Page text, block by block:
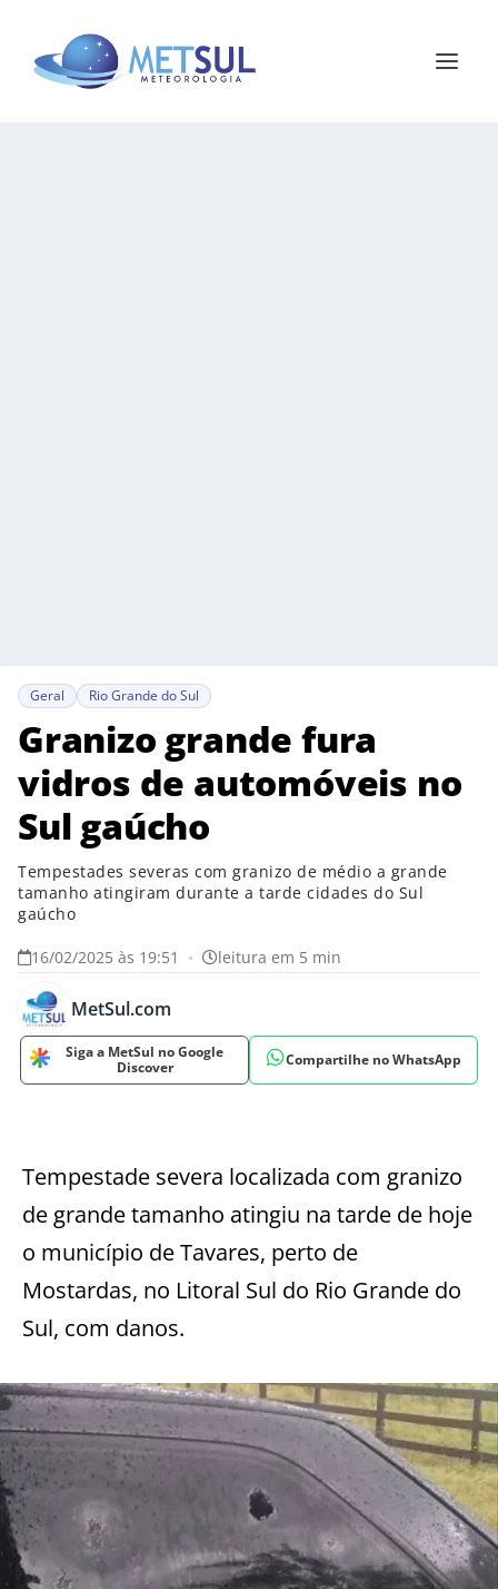
Geral Rio Grande do Sul
Granizo grande fura
vidros de automóveis no
Sul gaúcho
Tempestades severas com granizo de médio a grande
tamanho atingiram durante a tarde cidades do Sul
gaúcho
16/02/2025 às 19:51 • leitura em 5 min
MetSul.com
Siga a MetSul no Google
Discover
Compartilhe no WhatsApp
Tempestade severa localizada com granizo
de grande tamanho atingiu na tarde de hoje
o município de Tavares, perto de
Mostardas, no Litoral Sul do Rio Grande do
Sul, com danos.